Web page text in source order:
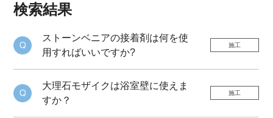
検索結果
ストーンベニアの接着剤は何を使
用すればいいですか?
施工
大理石モザイクは浴室壁に使えま
すか？
施工